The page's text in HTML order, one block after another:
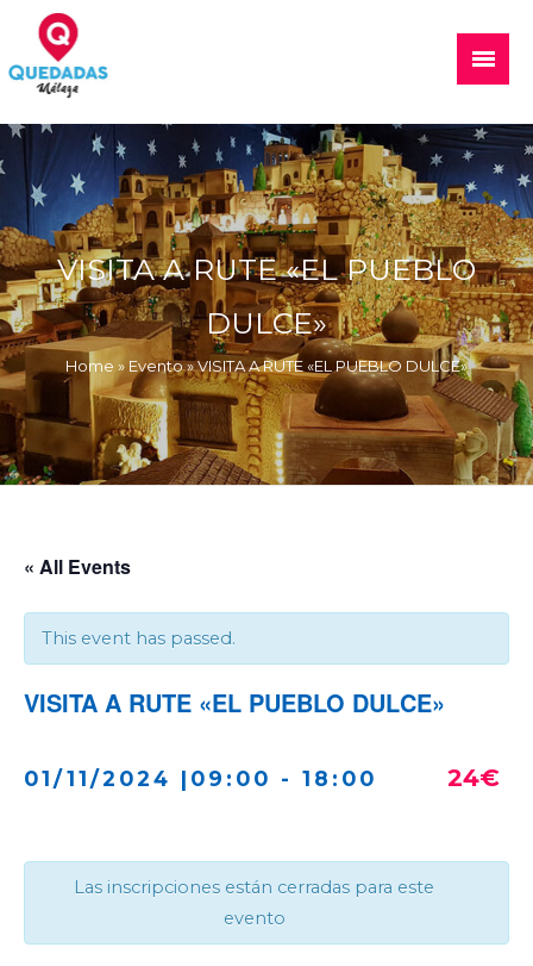
content
Quedadas, excursiones, eventos
Main
Menu
VISITA A RUTE «EL PUEBLO
DULCE»
Home » Evento»VISITA A RUTE «EL PUEBLO DULCE»
« All Events
This event has passed.
VISITA A RUTE «EL PUEBLO DULCE»
01/11/2024 |09:00 - 18:00 24€
Las inscripciones están cerradas para este
evento